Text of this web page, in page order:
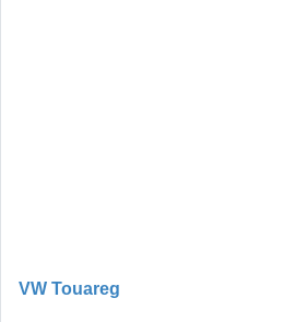
VW Touareg